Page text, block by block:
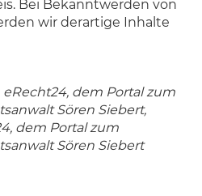
Bei Bekanntwerden von
wir derartige Inhalte
dem Portal zum
Sören Siebert,
dem Portal zum
Sören Siebert